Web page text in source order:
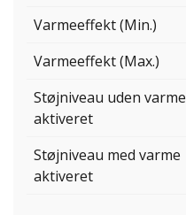
Varmeeffekt (Min.)
Varmeeffekt (Max.)
Støjniveau uden varme
aktiveret
Støjniveau med varme
aktiveret